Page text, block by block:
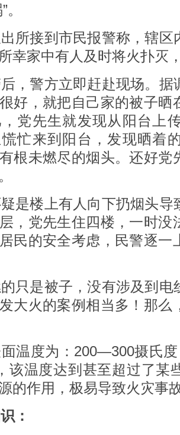
所接到市民报警称，辖区
幸家中有人及时将火扑灭
，警方立即赶赴现场。据
好，就把自己家的被子晒
党先生就发现从阳台上
忙来到阳台，发现晒着
根未燃尽的烟头。还好党
是楼上有人向下扔烟头导
，党先生住四楼，一时没
民的安全考虑，民警逐一
只是被子，没有涉及到电
大火的案例相当多！那么
温度为：200—300摄氏
该温度达到甚至超过了某
的作用，极易导致火灾事
：